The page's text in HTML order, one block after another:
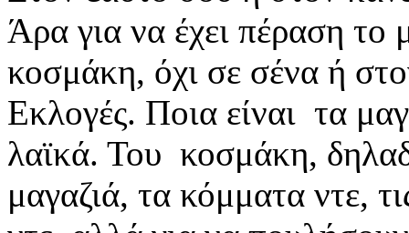
Άρα για να έχει πέραση το
κοσμάκη, όχι σε σένα ή
Εκλογές. Ποια είναι τα
λαϊκά. Του κοσμάκη,
μαγαζιά, τα κόμματα ντε,